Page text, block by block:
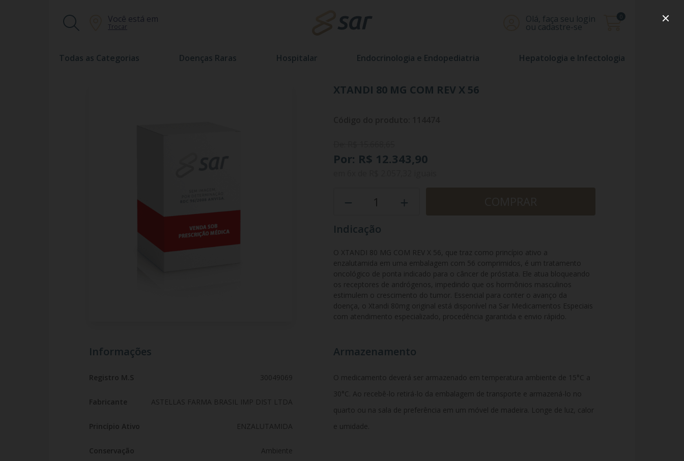
Você está em
Trocar
Olá, faça seu login
ou cadastre-se
0
Todas as Categorias Doenças Raras Hospitalar Endocrinologia e Endopediatria Hepatologia e Infectologia
XTANDI 80 MG COM REV X 56
Por: R$ 12.343,90
Indicação
O XTANDI 80 MG COM REV X 56, que traz como princípio ativo a
enzalutamida em uma embalagem com 56 comprimidos, é um tratamento
oncológico de ponta indicado para o câncer de próstata. Ele atua bloqueando
os receptores de andrógenos, impedindo que os hormônios masculinos
estimulem o crescimento do tumor. Essencial para conter o avanço da
doença, o Xtandi 80mg original está disponível na Sar Medicamentos Especiais
com atendimento especializado, procedência garantida e envio rápido.
Informações
Registro M.S 30049069
Fabricante ASTELLAS FARMA BRASIL IMP DIST LTDA
Princípio Ativo ENZALUTAMIDA
Conservação Ambiente
Armazenamento
O medicamento deverá ser armazenado em temperatura ambiente de 15°C a
30°C. Ao recebê-lo retirá-lo da embalagem de transporte e armazená-lo no
quarto ou na sala de preferência em um móvel de madeira. Longe de luz, calor
e umidade.